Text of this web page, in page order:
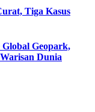
Tiga Kasus
Geopark,
Dunia